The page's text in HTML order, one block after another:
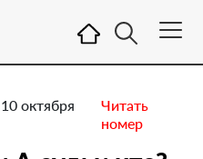
октября
Читать
номер